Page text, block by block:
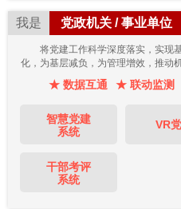
我是 党政机关 / 事业单位
将党建工作科学深度落实，实现
化，为基层减负，为管理增效，推动
★ 数据互通 ★ 联动监测
智慧党建
系统
VR
干部考评
系统